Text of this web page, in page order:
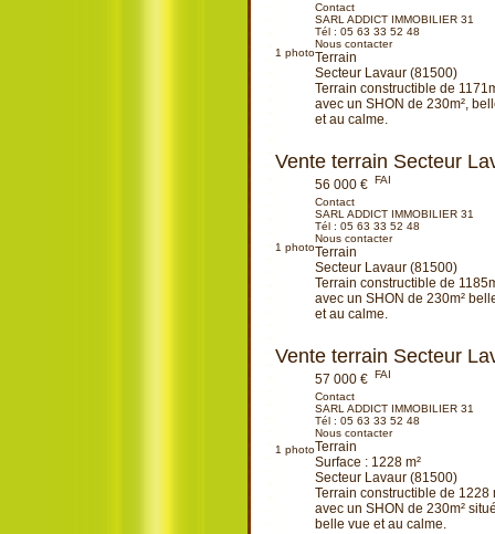
1 photo
Contact
SARL ADDICT IMMOBILIER 31
Tél : 05 63 33 52 48
Nous contacter
Terrain
Secteur Lavaur (81500)
Terrain constructible de
avec un SHON de 230m²,
et au calme.
Vente terrain Secteur
1 photo
56 000 € FAI
Contact
SARL ADDICT IMMOBILIER 31
Tél : 05 63 33 52 48
Nous contacter
Terrain
Secteur Lavaur (81500)
Terrain constructible de
avec un SHON de 230m²
et au calme.
Vente terrain Secteur
1 photo
57 000 € FAI
Contact
SARL ADDICT IMMOBILIER 31
Tél : 05 63 33 52 48
Nous contacter
Terrain
Surface : 1228 m²
Secteur Lavaur (81500)
Terrain constructible de 1228
avec un SHON de 230m²
belle vue et au calme.